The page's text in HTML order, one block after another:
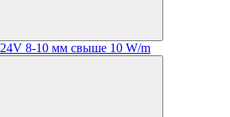
8-10 мм свыше 10 W/m